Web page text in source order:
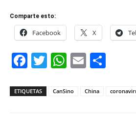
Comparte esto:
Facebook X
Facebook
Twitter
WhatsApp
Email
ETIQUETAS CanSino China